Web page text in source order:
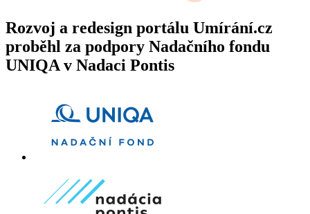
Rozvoj a redesign portálu Umírání.cz
proběhl za podpory Nadačního fondu
UNIQA v Nadaci Pontis